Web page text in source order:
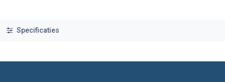
Specificaties